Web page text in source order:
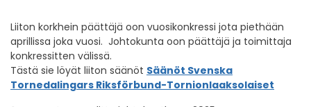
Liiton korkhein päättäjä oon vuosikonkressi jota piethään
aprillissa joka vuosi. Johtokunta oon päättäjä ja toimittaja
konkressitten välissä.
Tästä sie löyät liiton säänöt Säänöt Svenska
Tornedalingars Riksförbund-Tornionlaaksolaiset